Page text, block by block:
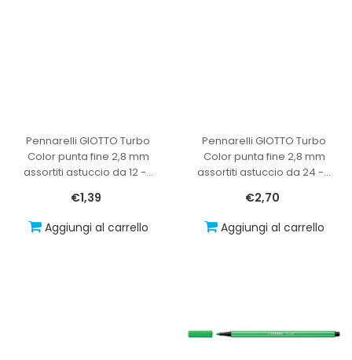
Pennarelli GIOTTO Turbo
Color punta fine 2,8 mm
assortiti astuccio da 12 -…
€1,39
Aggiungi al carrello
Pennarelli GIOTTO Turbo
Color punta fine 2,8 mm
assortiti astuccio da 24 -…
€2,70
Aggiungi al carrello